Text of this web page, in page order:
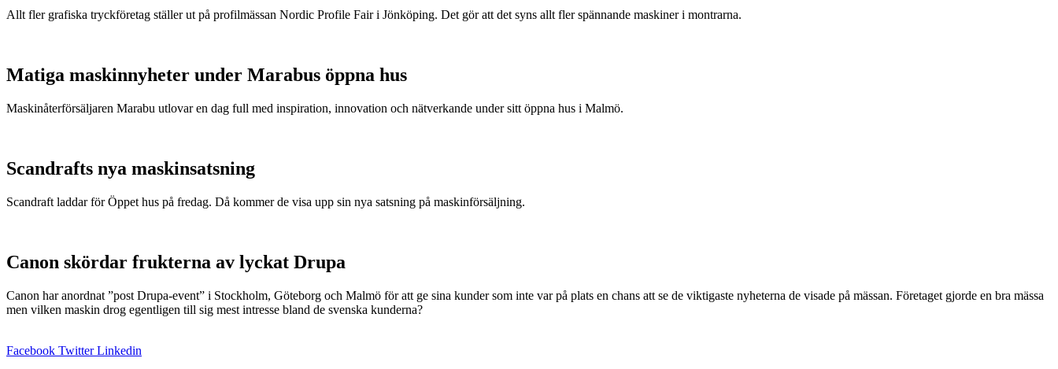
Allt fler grafiska tryckföretag ställer ut på profilmässan Nordic Profile Fair i Jönköping. Det gör att det syns allt fler spännande maskiner i montrarna.
Matiga maskinnyheter under Marabus öppna hus
Maskinåterförsäljaren Marabu utlovar en dag full med inspiration, innovation och nätverkande under sitt öppna hus i Malmö.
Scandrafts nya maskinsatsning
Scandraft laddar för Öppet hus på fredag. Då kommer de visa upp sin nya satsning på maskinförsäljning.
Canon skördar frukterna av lyckat Drupa
Canon har anordnat ”post Drupa-event” i Stockholm, Göteborg och Malmö för att ge sina kunder som inte var på plats en chans att se de viktigaste nyheterna de visade på mässan. Företaget gjorde en bra mässa
men vilken maskin drog egentligen till sig mest intresse bland de svenska kunderna?
Facebook Twitter Linkedin